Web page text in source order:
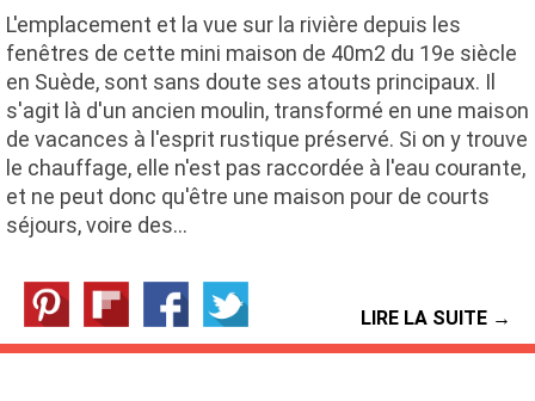
L'emplacement et la vue sur la rivière depuis les
fenêtres de cette mini maison de 40m2 du 19e siècle
en Suède, sont sans doute ses atouts principaux. Il
s'agit là d'un ancien moulin, transformé en une maison
de vacances à l'esprit rustique préservé. Si on y trouve
le chauffage, elle n'est pas raccordée à l'eau courante,
et ne peut donc qu'être une maison pour de courts
séjours, voire des…
LIRE LA SUITE →